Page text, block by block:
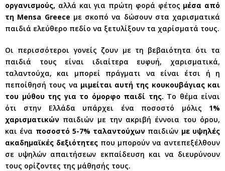
οργανισμούς, αλλά και για πρώτη φορά φέτος μέσα από
τη Mensa Greece με σκοπό να δώσουν στα χαρισματικά
παιδιά ελεύθερο πεδίο να ξετυλίξουν τα χαρίσματά τους.
Οι περισσότεροι γονείς ζουν με τη βεβαιότητα ότι τα
παιδιά τους είναι ιδιαίτερα ευφυή, χαρισματικά,
ταλαντούχα, και μπορεί πράγματι να είναι έτσι ή η
πεποίθησή τους να μιμείται αυτή της κουκουβάγιας και
του μύθου της για το όμορφο παιδί της. Το θέμα είναι
ότι στην Ελλάδα υπάρχει ένα ποσοστό μόλις 1%
χαρισματικών παιδιών με την ακριβή έννοια του όρου,
και ένα ποσοστό 5-7% ταλαντούχων παιδιών με υψηλές
ακαδημαϊκές δεξιότητες που μπορούν να αντεπεξέλθουν
σε υψηλών απαιτήσεων εκπαίδευση και να διευρύνουν
τους ορίζοντες της μάθησής τους.